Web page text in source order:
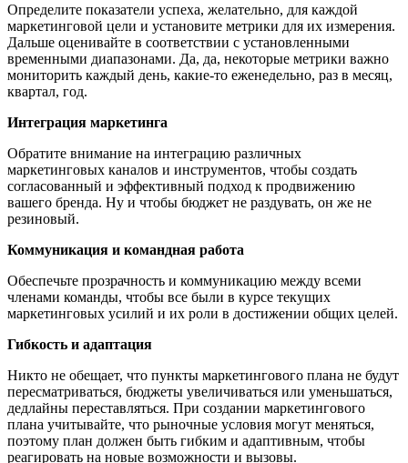
Определите показатели успеха, желательно, для каждой
маркетинговой цели и установите метрики для их измерения.
Дальше оценивайте в соответствии с установленными
временными диапазонами. Да, да, некоторые метрики важно
мониторить каждый день, какие-то еженедельно, раз в месяц,
квартал, год.
Интеграция маркетинга
Обратите внимание на интеграцию различных
маркетинговых каналов и инструментов, чтобы создать
согласованный и эффективный подход к продвижению
вашего бренда. Ну и чтобы бюджет не раздувать, он же не
резиновый.
Коммуникация и командная работа
Обеспечьте прозрачность и коммуникацию между всеми
членами команды, чтобы все были в курсе текущих
маркетинговых усилий и их роли в достижении общих целей.
Гибкость и адаптация
Никто не обещает, что пункты маркетингового плана не будут
пересматриваться, бюджеты увеличиваться или уменьшаться,
дедлайны переставляться. При создании маркетингового
плана учитывайте, что рыночные условия могут меняться,
поэтому план должен быть гибким и адаптивным, чтобы
реагировать на новые возможности и вызовы.